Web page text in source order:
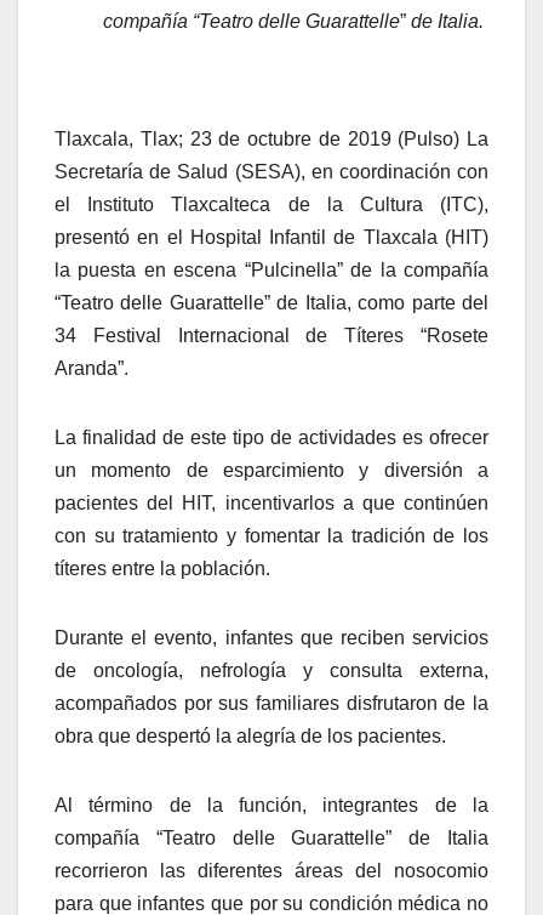
compañía “Teatro delle Guarattelle” de Italia.
Tlaxcala, Tlax; 23 de octubre de 2019 (Pulso) La
Secretaría de Salud (SESA), en coordinación con
el Instituto Tlaxcalteca de la Cultura (ITC),
presentó en el Hospital Infantil de Tlaxcala (HIT)
la puesta en escena “Pulcinella” de la compañía
“Teatro delle Guarattelle” de Italia, como parte del
34 Festival Internacional de Títeres “Rosete
Aranda”.
La finalidad de este tipo de actividades es ofrecer
un momento de esparcimiento y diversión a
pacientes del HIT, incentivarlos a que continúen
con su tratamiento y fomentar la tradición de los
títeres entre la población.
Durante el evento, infantes que reciben servicios
de oncología, nefrología y consulta externa,
acompañados por sus familiares disfrutaron de la
obra que despertó la alegría de los pacientes.
Al término de la función, integrantes de la
compañía “Teatro delle Guarattelle” de Italia
recorrieron las diferentes áreas del nosocomio
para que infantes que por su condición médica no